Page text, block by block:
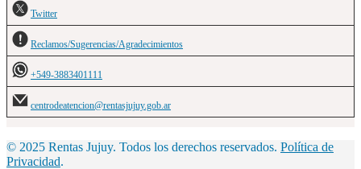
Twitter
Reclamos/Sugerencias/Agradecimientos
+549-3883401111
centrodeatencion@rentasjujuy.gob.ar
© 2025 Rentas Jujuy. Todos los derechos reservados. Política de
Privacidad.